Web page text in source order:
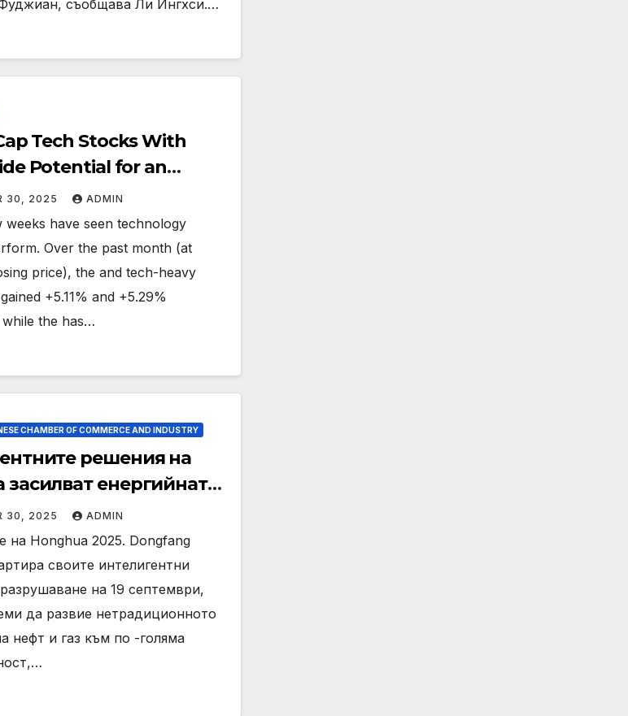
съобщава Ли Ингхси.…
Tech Stocks With
Potential for an
Q4
30, 2025 ADMIN
weeks have seen technology
Over the past month (at
price), the and tech-heavy
+5.11% and +5.29%
the has…
CHAMBER OF COMMERCE AND INDUSTRY
решения на
засилват енергийната
30, 2025 ADMIN
на Honghua 2025. Dongfang
своите интелигентни
на 19 септември,
да развие нетрадиционното
нефт и газ към по -голяма